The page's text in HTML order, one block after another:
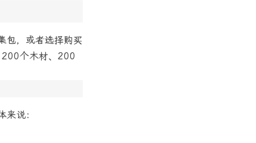
包，或者选择购买
个木材、200
说：